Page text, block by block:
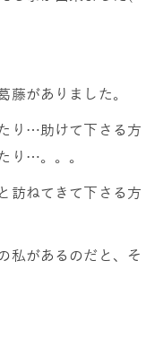
藤がありました。
り…助けて下さる方
り…。。。
訪ねてきて下さる方
私があるのだと、そ